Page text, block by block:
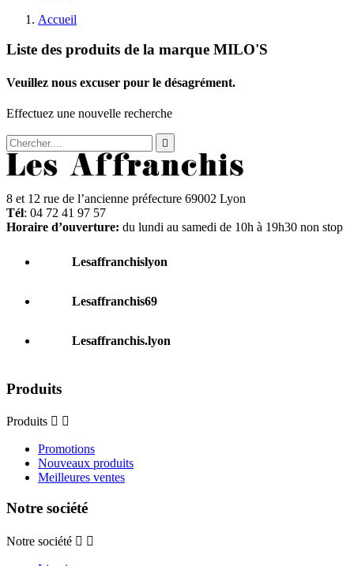
Accueil
Liste des produits de la marque MILO'S
Veuillez nous excuser pour le désagrément.
Effectuez une nouvelle recherche

8 et 12 rue de l’ancienne préfecture 69002 Lyon
Tél: 04 72 41 97 57
Horaire d’ouverture: du lundi au samedi de 10h à 19h30 non stop
Lesaffranchislyon
Lesaffranchis69
Lesaffranchis.lyon
Produits
Produits  
Promotions
Nouveaux produits
Meilleures ventes
Notre société
Notre société  